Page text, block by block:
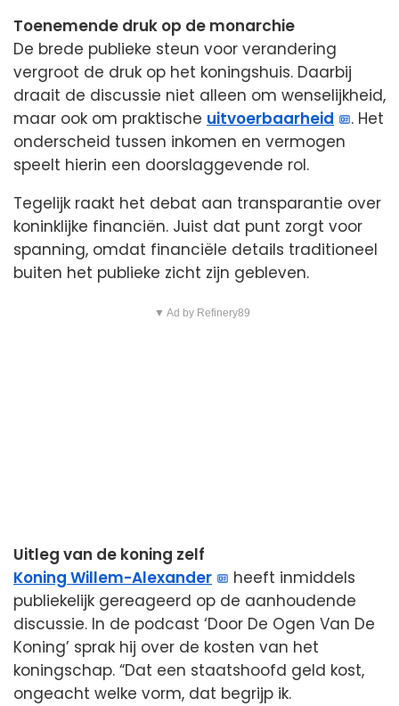
Toenemende druk op de monarchie
De brede publieke steun voor verandering
vergroot de druk op het koningshuis. Daarbij
draait de discussie niet alleen om wenselijkheid,
maar ook om praktische uitvoerbaarheid
. Het
onderscheid tussen inkomen en vermogen
speelt hierin een doorslaggevende rol.
Tegelijk raakt het debat aan transparantie over
koninklijke financiën. Juist dat punt zorgt voor
spanning, omdat financiële details traditioneel
buiten het publieke zicht zijn gebleven.
▼ Ad by Refinery89
Uitleg van de koning zelf
Koning Willem-Alexander
heeft inmiddels
publiekelijk gereageerd op de aanhoudende
discussie. In de podcast ‘Door De Ogen Van De
Koning’ sprak hij over de kosten van het
koningschap. “Dat een staatshoofd geld kost,
ongeacht welke vorm, dat begrijp ik.